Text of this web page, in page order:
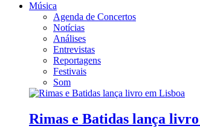
Música
Agenda de Concertos
Notícias
Análises
Entrevistas
Reportagens
Festivais
Som
Rimas e Batidas lança